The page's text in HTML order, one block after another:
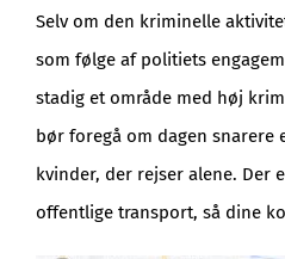
Selv om den kriminelle
som følge af politiets
stadig et område med høj
bør foregå om dagen
kvinder, der rejser alene. Der
offentlige transport, så dine